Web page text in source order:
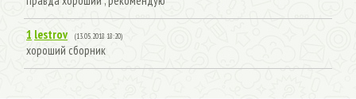
1 lestrov (13.05.2018 18:20)
хороший сборник